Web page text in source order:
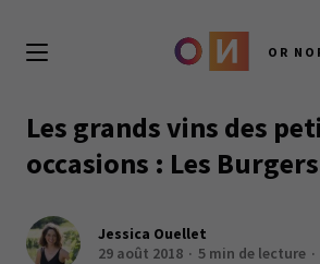
OR
Les grands vins des
occasions : Les
Jessica Ouellet
29 août 2018
5 min de lecture